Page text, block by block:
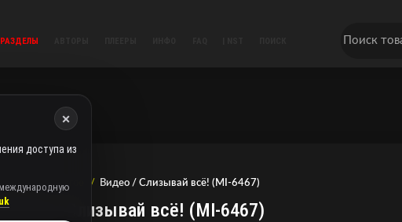
РАЗДЕЛЫ
Главная Другое Видео / Слизывай всё! (MI-6467)
Видео / Слизывай всё! (MI-6467)
×
доступа из